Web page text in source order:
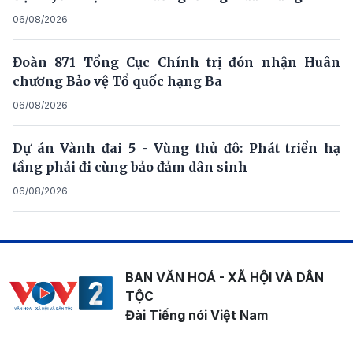
06/08/2026
Đoàn 871 Tổng Cục Chính trị đón nhận Huân
chương Bảo vệ Tổ quốc hạng Ba
06/08/2026
Dự án Vành đai 5 - Vùng thủ đô: Phát triển hạ
tầng phải đi cùng bảo đảm dân sinh
06/08/2026
BAN VĂN HOÁ - XÃ HỘI VÀ DÂN
TỘC
Đài Tiếng nói Việt Nam